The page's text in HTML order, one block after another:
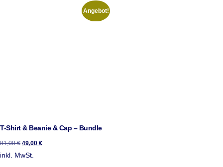
Angebot!
T-Shirt & Beanie & Cap – Bundle
81,00€ 49,00 €
inkl. MwSt.